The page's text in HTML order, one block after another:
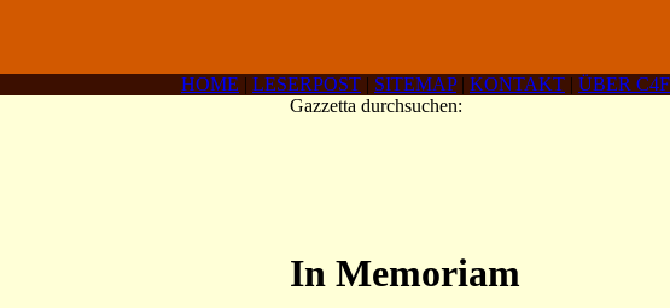
HOME | LESERPOST | SITEMAP| KONTAKT | ÜBER C4F
Gazzetta durchsuchen:
In Memoriam